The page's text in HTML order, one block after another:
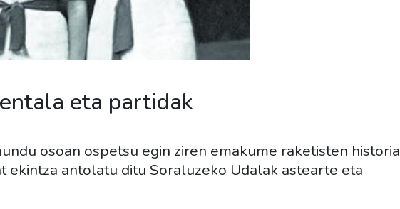
eta partidak
osoan ospetsu egin ziren emakume raketisten historia
ekintza antolatu ditu Soraluzeko Udalak astearte eta